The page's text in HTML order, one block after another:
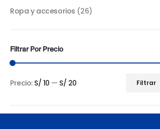
Ropa y accesorios (26)
Filtrar Por Precio
mínimo
máximo
Filtrar
Precio: S/ 10 — S/ 20